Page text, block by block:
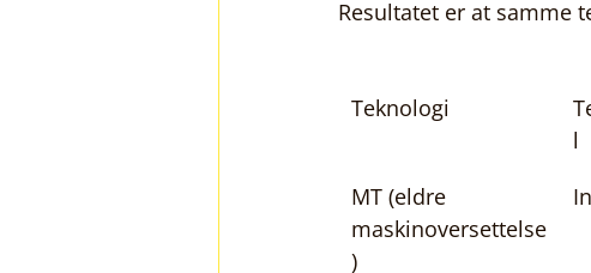
Resultatet er at samme
Teknologi
l
MT (eldre
maskinoversettelse
)